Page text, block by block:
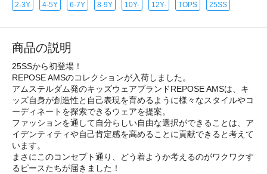
2-3Y 4-5Y 6-7Y 8-9Y 10Y- 12Y- TOPS 25SS
商品の説明
25SSから初登場！
REPOSE AMSのコレクションが入荷しました。
アムステルダム発のキッズウェアブランドREPOSE AMSは、キ
ッズ自身が創造性と自己表現を育めるように様々なスタイルやコ
ーディネートを探索できるウェアを提案。
ファッションを通して自分らしい自由な選択ができることは、ア
イデンティティや自己肯定感を高めることに貢献できると考えて
います。
まさにこのコンセプト通り、どう着ようか考えるのがワクワクす
るピースたちが届きました！